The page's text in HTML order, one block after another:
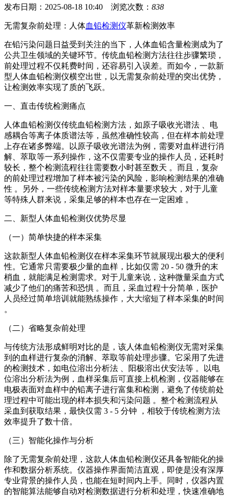
发布日期：2025-08-18 10:40 浏览次数： 838
无需复杂前处理：人体血铅检测仪革新检测效率
在铅污染问题日益受到关注的当下，人体血铅含量检测成为了
公共卫生领域的关键环节。传统血铅检测方法往往步骤繁琐，
前处理过程不仅耗费时间，还容易引入误差。而如今，一款新
型人体血铅检测仪横空出世，以无需复杂前处理的突出优势，
让检测效率实现了质的飞跃。
一、直击传统检测痛点
人体血铅检测仪传统血铅检测方法，如原子吸收光谱法 、电
感耦合等离子体质谱法等，虽然准确性较高，但在样本前处理
上存在诸多弊端。以原子吸收光谱法为例，需要对血样进行消
解、萃取等一系列操作，这不仅需要专业的操作人员，还耗时
较长，整个检测流程往往需要数小时甚至数天 。而且，复杂
的前处理过程增加了样本被污染的风险，影响检测结果的准确
性 。另外，一些传统检测方法对样本量要求较大，对于儿童
等特殊人群来说，采集足够的样本也存在一定困难 。
二、新型人体血铅检测仪优势尽显
（一）简单快捷的样本采集
这款新型人体血铅检测仪在样本采集环节就展现出极大的便利
性。它通常只需要极少量的血样，比如仅需 20 - 50 微升的末
梢血，就能满足检测需求。对于儿童来说，这种微量采血方式
减少了他们的痛苦和恐惧 。而且，采血过程十分简单，医护
人员经过简单培训就能熟练操作，大大缩短了样本采集的时间
。
（二）省略复杂前处理
与传统方法形成鲜明对比的是，该人体血铅检测仪无需对采集
到的血样进行复杂的消解、萃取等前处理步骤。它采用了先进
的检测技术，如电位溶出分析法 、阳极溶出伏安法等 。以电
位溶出分析法为例，血样采集后可直接上机检测，仪器能够在
电极表面对血样中的铅离子进行富集和检测，避免了传统前处
理过程中可能出现的样本损失和污染问题 。整个检测流程从
采血到获取结果，最快仅需 3 - 5 分钟 ，相较于传统检测方法
效率提升了数十倍。
（三）智能化操作与分析
除了无需复杂前处理，这款人体血铅检测仪还具备智能化的操
作和数据分析系统。仪器操作界面简洁直观，即使是没有深厚
专业背景的操作人员，也能在短时间内上手。同时，仪器内置
的智能算法能够自动对检测数据进行分析和处理，快速准确地